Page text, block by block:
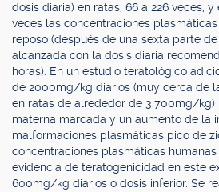
dosis diaria) en ratas, 66 a 226 veces, y
veces las concentraciones
reposo (después de una sexta parte
alcanzada con la dosis diaria
horas). En un estudio teratológico
de 2000mg/kg diarios (muy cerca de
en ratas de alrededor de 3.700mg/kg)
materna marcada y un aumento de la
malformaciones plasmáticas pico de
concentraciones plasmáticas
evidencia de teratogenicidad en este
600mg/kg diarios o dosis inferior. Se